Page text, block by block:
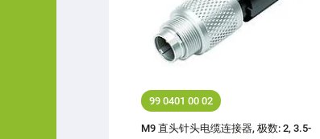
99 0401 00 02
M9 直头针头电缆连接器, 极数: 2, 3.5-